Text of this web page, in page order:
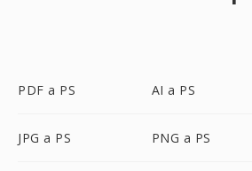
PDF a PS AI a PS
JPG a PS PNG a PS